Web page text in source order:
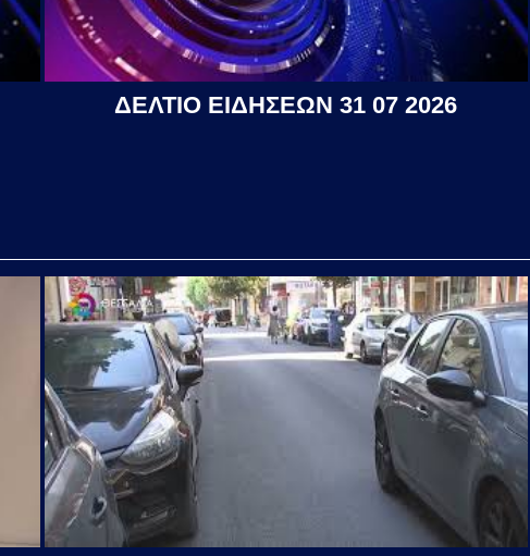
ΔΕΛΤΙΟ ΕΙΔΗΣΕΩΝ 31 07 2026